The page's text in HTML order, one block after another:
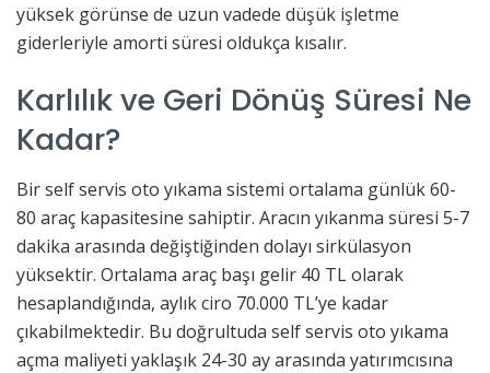
yüksek görünse de uzun vadede düşük işletme
giderleriyle amorti süresi oldukça kısalır.
Karlılık ve Geri Dönüş Süresi Ne
Kadar?
Bir self servis oto yıkama sistemi ortalama günlük 60-
80 araç kapasitesine sahiptir. Aracın yıkanma süresi 5-7
dakika arasında değiştiğinden dolayı sirkülasyon
yüksektir. Ortalama araç başı gelir 40 TL olarak
hesaplandığında, aylık ciro 70.000 TL’ye kadar
çıkabilmektedir. Bu doğrultuda self servis oto yıkama
açma maliyeti yaklaşık 24-30 ay arasında yatırımcısına